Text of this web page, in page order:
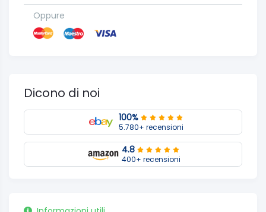
Oppure
Dicono di noi
100%
5.780+ recensioni
4.8
400+ recensioni